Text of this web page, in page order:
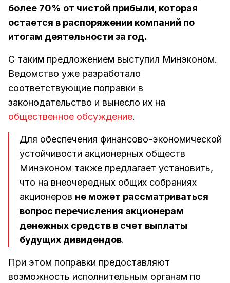
более 70% от чистой прибыли, которая
остается в распоряжении компаний по
итогам деятельности за год.
С таким предложением выступил Минэконом.
Ведомство уже разработало
соответствующие поправки в
законодательство и вынесло их на
общественное обсуждение.
Для обеспечения финансово-экономической
устойчивости акционерных обществ
Минэконом также предлагает установить,
что на внеочередных общих собраниях
акционеров не может рассматриваться
вопрос перечисления акционерам
денежных средств в счет выплаты
будущих дивидендов.
При этом поправки предоставляют
возможность исполнительным органам по